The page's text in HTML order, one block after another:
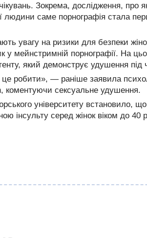
Зокрема, дослідження, про
людини саме порнографія стала
увагу на ризики для безпеки
у мейнстримній порнографії. На
який демонструє удушення під
це робити», — раніше заявила
коментуючи сексуальне удушення.
університету встановило,
інсульту серед жінок віком до 40